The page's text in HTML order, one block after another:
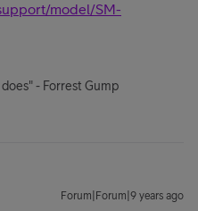
model/SM-
- Forrest Gump
Forum|Forum|9 years ago